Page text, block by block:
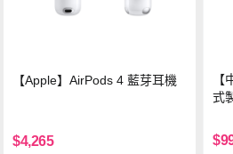
【Apple】AirPods 4 藍芽耳機
$4,265
式